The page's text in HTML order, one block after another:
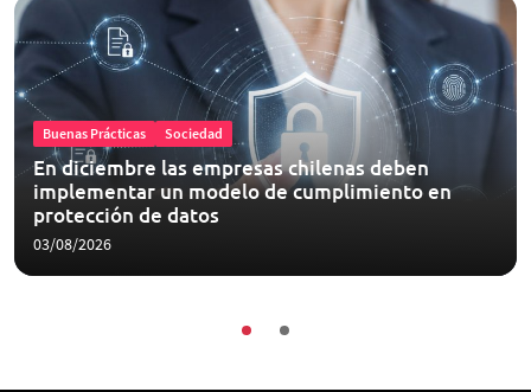
Buenas Prácticas Sociedad
En diciembre las empresas chilenas deben
implementar un modelo de cumplimiento en
protección de datos
03/08/2026